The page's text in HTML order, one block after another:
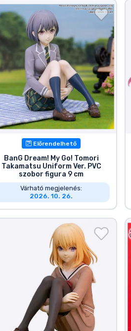
Előrendelhető
BanG Dream! My Go! Tomori
Takamatsu Uniform Ver. PVC
szobor figura 9 cm
Várható megjelenés:
2026. 10. 26.